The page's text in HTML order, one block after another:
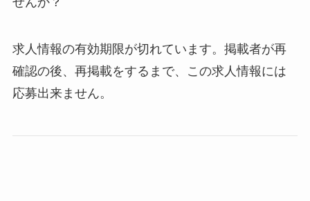
求人情報の有効期限が切れています。掲載者が再
確認の後、再掲載をするまで、この求人情報には
応募出来ません。